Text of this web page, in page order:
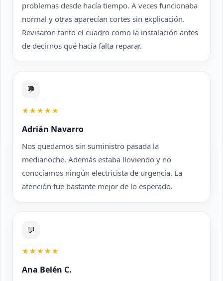
problemas desde hacía tiempo. A veces funcionaba
normal y otras aparecían cortes sin explicación.
Revisaron tanto el cuadro como la instalación antes
de decirnos qué hacía falta reparar.
💬
★★★★★
Adrián Navarro
Nos quedamos sin suministro pasada la
medianoche. Además estaba lloviendo y no
conocíamos ningún electricista de urgencia. La
atención fue bastante mejor de lo esperado.
💬
★★★★★
Ana Belén C.